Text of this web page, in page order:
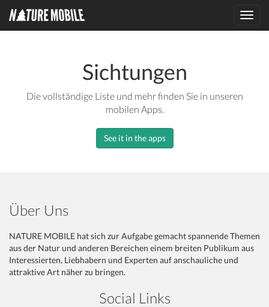
Sichtungen
Die vollständige Liste und mehr finden Sie in unseren
mobilen Apps.
See it in the apps
Über Uns
NATURE MOBILE hat sich zur Aufgabe gemacht spannende Themen
aus der Natur und anderen Bereichen einem breiten Publikum aus
Interessierten, Liebhabern und Experten auf anschauliche und
attraktive Art näher zu bringen.
Social Links